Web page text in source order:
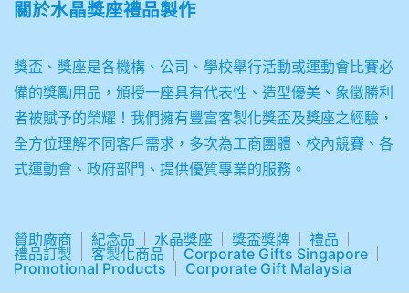
關於水晶獎座禮品製作
獎盃、獎座是各機構、公司、學校舉行活動或運動會比賽必
備的獎勵用品，頒授一座具有代表性、造型優美、象徵勝利
者被賦予的榮耀！我們擁有豐富客製化獎盃及獎座之經驗，
全方位理解不同客戶需求，多次為工商團體、校內競賽、各
式運動會、政府部門、提供優質專業的服務。
贊助廠商 紀念品 水晶獎座 獎盃獎牌
禮品
禮品訂製
客製化商品
Corporate Gifts Singapore
Promotional Products
Corporate Gift Malaysia